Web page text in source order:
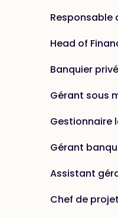
Head of
Banquier privé
Gérant sous
Gestionnaire
Gérant
Assistant
Chef de